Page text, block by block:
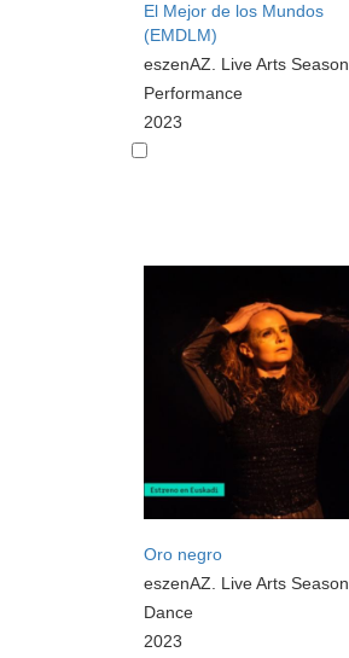
El Mejor de los Mundos
(EMDLM)
eszenAZ. Live Arts Season
Performance
2023
Oro negro
eszenAZ. Live Arts Season
Dance
2023